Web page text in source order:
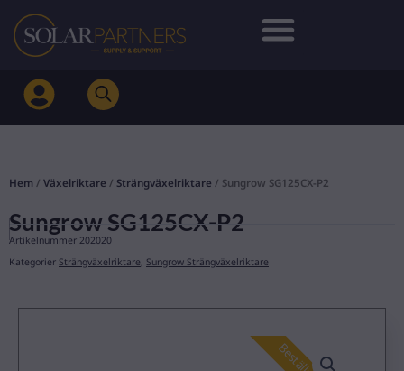
Hoppa
innehåll
Hem / Växelriktare / Strängväxelriktare / Sungrow SG125CX-P2
Sungrow SG125CX-P2
Artikelnummer 202020
Kategorier Strängväxelriktare, Sungrow Strängväxelriktare